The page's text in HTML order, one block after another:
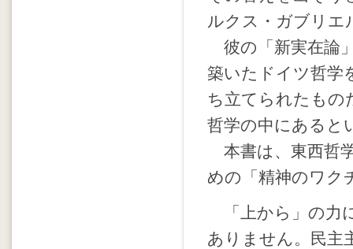
ルクス・ガブリエ
彼の「新実在論
築いたドイツ哲学
ち立てられたもの
哲学の中にあると
本書は、東西哲
めの「精神のワク
「上から」の力
ありません。民主